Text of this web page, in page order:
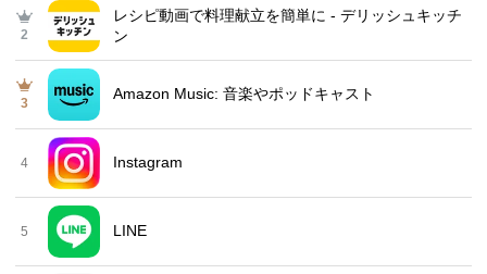
2
レシピ動画で料理献立を簡単‪に - デリッシュキッチ
ン
3
Amazon Music: 音楽やポッドキャスト
4 Instagram
5 LINE